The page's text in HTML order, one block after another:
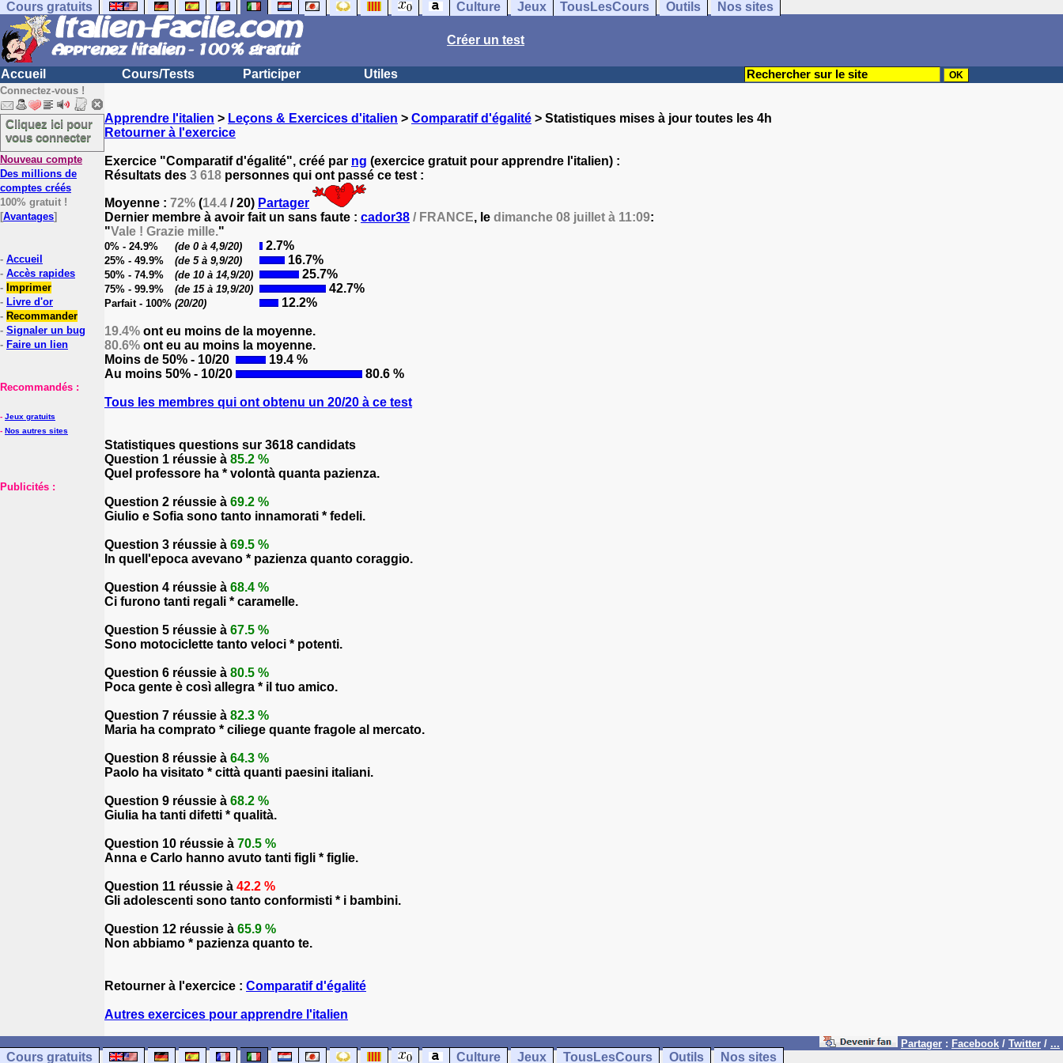
Cours gratuits Culture Jeux TousLesCours Outils Nos sites
Créer un test
Accueil Cours/Tests Participer Utiles
Connectez-vous !
Cliquez ici pour
vous connecter
Nouveau compte
Des millions de
comptes créés
100% gratuit !
[Avantages]
- Accueil
- Accès rapides
- Imprimer
- Livre d'or
- Recommander
- Signaler un bug
- Faire un lien
Recommandés :
- Jeux gratuits
- Nos autres sites
Publicités :
Apprendre l'italien > Leçons & Exercices d'italien > Comparatif d'égalité > Statistiques mises à jour toutes les 4h
Retourner à l'exercice
Exercice "Comparatif d'égalité", créé par ng (exercice gratuit pour apprendre l'italien) :
Résultats des 3 618 personnes qui ont passé ce test :
Moyenne : 72% (14.4 / 20) Partager
Dernier membre à avoir fait un sans faute : cador38 / FRANCE, le dimanche 08 juillet à 11:09:
"Vale ! Grazie mille."
0% - 24.9% (de 0 à 4,9/20) 2.7%
25% - 49.9% (de 5 à 9,9/20) 16.7%
50% - 74.9% (de 10 à 14,9/20) 25.7%
75% - 99.9% (de 15 à 19,9/20) 42.7%
Parfait - 100% (20/20) 12.2%
19.4% ont eu moins de la moyenne.
80.6% ont eu au moins la moyenne.
Moins de 50% - 10/20
19.4 %
Au moins 50% - 10/20
80.6 %
Tous les membres qui ont obtenu un 20/20 à ce test
Statistiques questions sur 3618 candidats
Question 1 réussie à 85.2 %
Quel professore ha * volontà quanta pazienza.
Question 2 réussie à 69.2 %
Giulio e Sofia sono tanto innamorati * fedeli.
Question 3 réussie à 69.5 %
In quell'epoca avevano * pazienza quanto coraggio.
Question 4 réussie à 68.4 %
Ci furono tanti regali * caramelle.
Question 5 réussie à 67.5 %
Sono motociclette tanto veloci * potenti.
Question 6 réussie à 80.5 %
Poca gente è così allegra * il tuo amico.
Question 7 réussie à 82.3 %
Maria ha comprato * ciliege quante fragole al mercato.
Question 8 réussie à 64.3 %
Paolo ha visitato * città quanti paesini italiani.
Question 9 réussie à 68.2 %
Giulia ha tanti difetti * qualità.
Question 10 réussie à 70.5 %
Anna e Carlo hanno avuto tanti figli * figlie.
Question 11 réussie à 42.2 %
Gli adolescenti sono tanto conformisti * i bambini.
Question 12 réussie à 65.9 %
Non abbiamo * pazienza quanto te.
Retourner à l'exercice : Comparatif d'égalité
Autres exercices pour apprendre l'italien
Partager : Facebook / Twitter / ...
Cours gratuits Culture Jeux TousLesCours Outils Nos sites